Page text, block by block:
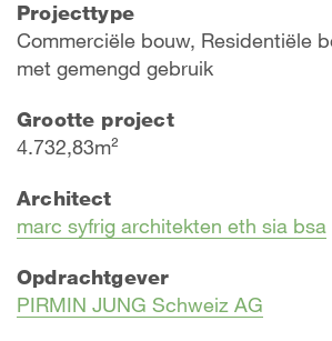
Projecttype
Commerciële bouw, Residentiële
met gemengd gebruik
Grootte project
4.732,83m²
Architect
marc syfrig architekten eth sia bsa
Opdrachtgever
PIRMIN JUNG Schweiz AG